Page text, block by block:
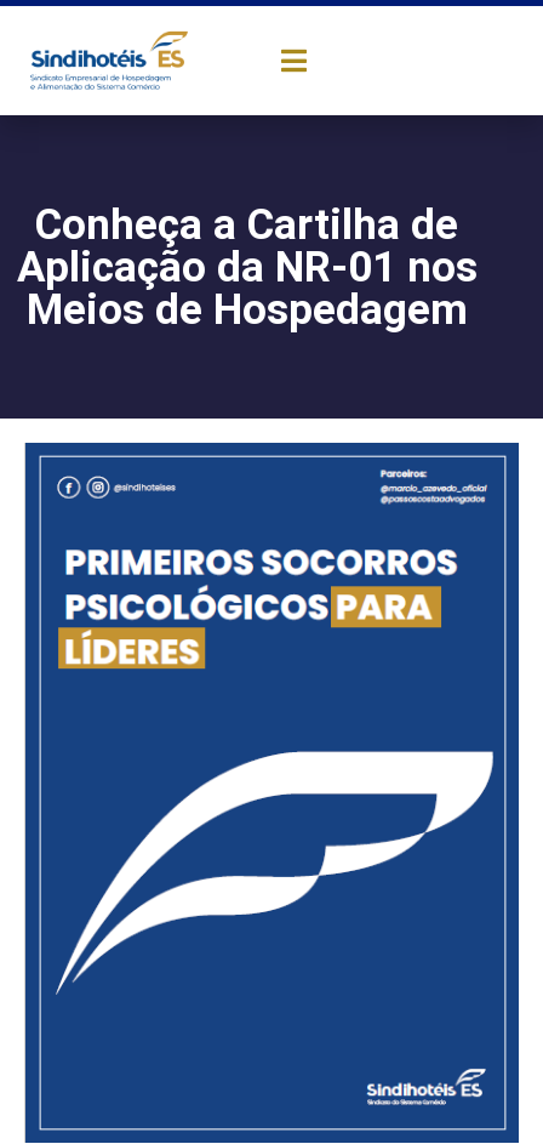
Conheça a Cartilha de
Aplicação da NR-01 nos
Meios de Hospedagem